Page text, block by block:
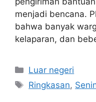
menjadi bencana.
bahwa banyak
kelaparan, dan
Kategori
Luar negeri
Tag
Ringkasan,